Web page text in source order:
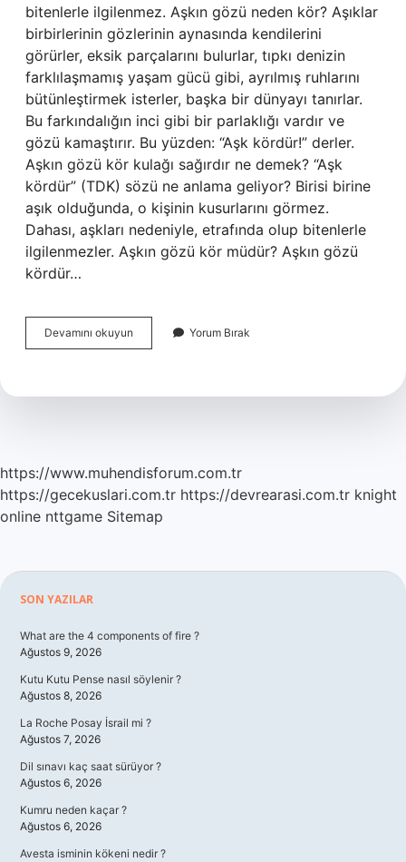
bitenlerle ilgilenmez. Aşkın gözü neden kör? Aşıklar
birbirlerinin gözlerinin aynasında kendilerini
görürler, eksik parçalarını bulurlar, tıpkı denizin
farklılaşmamış yaşam gücü gibi, ayrılmış ruhlarını
bütünleştirmek isterler, başka bir dünyayı tanırlar.
Bu farkındalığın inci gibi bir parlaklığı vardır ve
gözü kamaştırır. Bu yüzden: “Aşk kördür!” derler.
Aşkın gözü kör kulağı sağırdır ne demek? “Aşk
kördür” (TDK) sözü ne anlama geliyor? Birisi birine
aşık olduğunda, o kişinin kusurlarını görmez.
Dahası, aşkları nedeniyle, etrafında olup bitenlerle
ilgilenmezler. Aşkın gözü kör müdür? Aşkın gözü
kördür…
Devamını okuyun
Gözü
Anlama
Yorum Bırak
https://www.muhendisforum.com.tr
https://gecekuslari.com.tr https://devrearasi.com.tr knight
online nttgame Sitemap
Sidebar
SON YAZILAR
What are the 4 components of fire ?
Ağustos 9, 2026
Kutu Kutu Pense nasıl söylenir ?
Ağustos 8, 2026
La Roche Posay İsrail mi ?
Ağustos 7, 2026
Dil sınavı kaç saat sürüyor ?
Ağustos 6, 2026
Kumru neden kaçar ?
Ağustos 6, 2026
Avesta isminin kökeni nedir ?